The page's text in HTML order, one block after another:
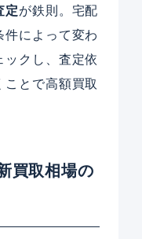
定が鉄則。宅配
件によって変わ
ックし、査定依
とで高額買取
買取相場の